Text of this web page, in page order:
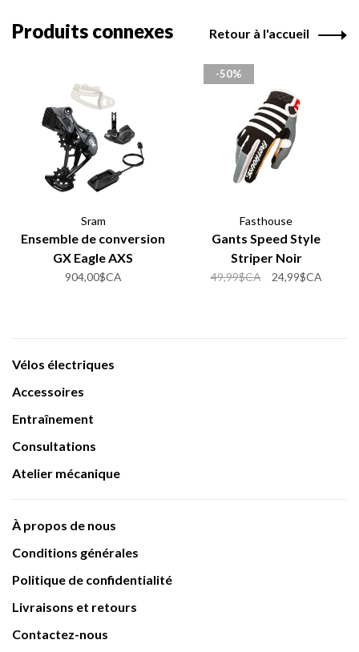
Produits connexes Retour à l'accueil
Sram
Ensemble de conversion
GX Eagle AXS
904,00$CA
-50%
Fasthouse
Gants Speed Style
Striper Noir
49,99$CA 24,99$CA
Vélos électriques
Accessoires
Entraînement
Consultations
Atelier mécanique
À propos de nous
Conditions générales
Politique de confidentialité
Livraisons et retours
Contactez-nous